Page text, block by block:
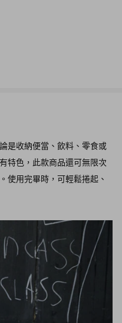
是收納便當、飲料、零食或
特色，此款商品還可無限次
使用完畢時，可輕鬆捲起、